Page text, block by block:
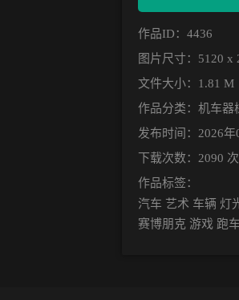
作品ID：4436
图片尺寸：5120 x
文件大小：1.81 M
作品分类： 机车器
发布时间：2026年
下载次数：2090 次
作品标签：
汽车 艺术 车辆 灯
赛博朋克 游戏 跑